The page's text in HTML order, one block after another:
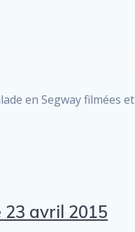
en Segway filmées
avril 2015